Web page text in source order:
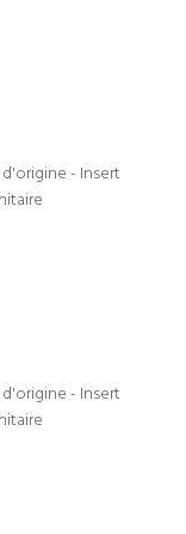
- Insert
- Insert